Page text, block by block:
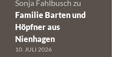
Sonja Fahlbusch zu
Familie Barten und
Höpfner aus
Nienhagen
10. JULI 2026